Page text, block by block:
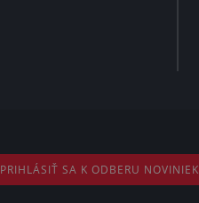
PRIHLÁSIŤ SA K ODBERU NOVINIEK